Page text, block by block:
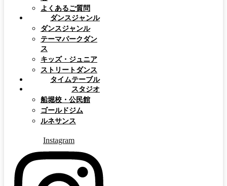
よくあるご質問
ダンスジャンル
ダンスジャンル
テーマパークダン
ス
キッズ・ジュニア
ストリートダンス
タイムテーブル
スタジオ
船堀校・公民館
ゴールドジム
ルネサンス
Instagram